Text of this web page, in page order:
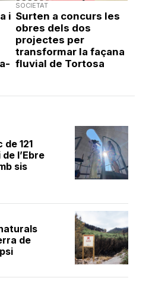
121
l’Ebre
sis
de
i
SOCIETAT
Surten a concurs les
obres dels dos
projectes per
transformar la façana
fluvial de Tortosa